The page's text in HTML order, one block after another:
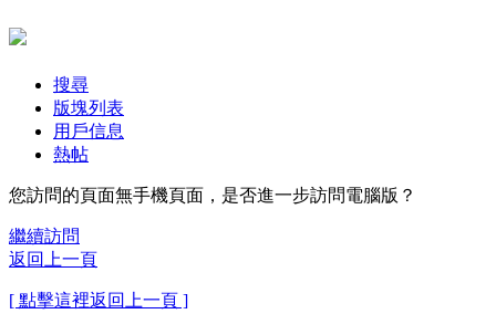
搜尋
版塊列表
用戶信息
熱帖
您訪問的頁面無手機頁面，是否進一步訪問電腦版？
繼續訪問
返回上一頁
[ 點擊這裡返回上一頁 ]